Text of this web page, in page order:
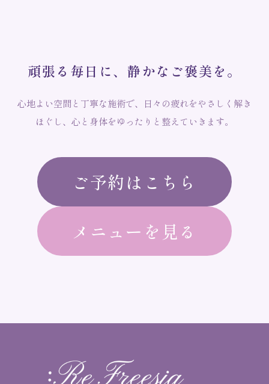
頑張る 毎日 に、 静かな ご褒美を。
心地よい空間と丁寧な施術で、日々の疲れをやさしく解き
ほぐし、心と身体をゆったりと整えていきます。
ご予約はこちら
メニューを見る